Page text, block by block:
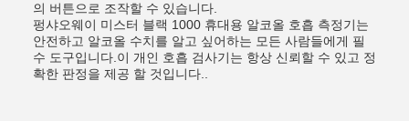
의 버튼으로 조작할 수 있습니다.
펑샤오웨이 미스터 블랙 1000 휴대용 알코올 호흡 측정기는
안전하고 알코올 수치를 알고 싶어하는 모든 사람들에게 필
수 도구입니다.이 개인 호흡 검사기는 항상 신뢰할 수 있고 정
확한 판정을 제공 할 것입니다..